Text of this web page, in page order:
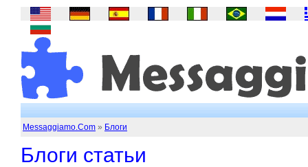
Messaggiamo.Com » Блоги
Блоги статьи